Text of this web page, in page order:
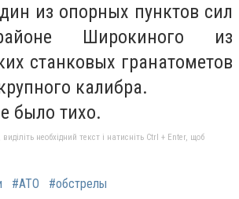
из опорных пунктов сил
Широкиного из
станковых гранатометов
калибра.
было тихо.
необхідний текст і натисніть Ctrl + Enter, щоб
#АТО #обстрелы